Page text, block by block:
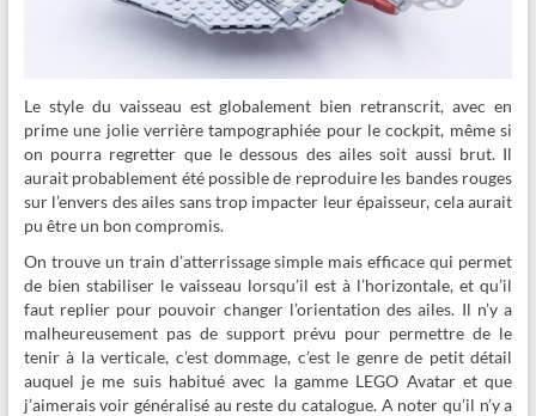
Le style du vaisseau est globalement bien retranscrit, avec en
prime une jolie verrière tampographiée pour le cockpit, même si
on pourra regretter que le dessous des ailes soit aussi brut. Il
aurait probablement été possible de reproduire les bandes rouges
sur l’envers des ailes sans trop impacter leur épaisseur, cela aurait
pu être un bon compromis.
On trouve un train d’atterrissage simple mais efficace qui permet
de bien stabiliser le vaisseau lorsqu’il est à l’horizontale, et qu’il
faut replier pour pouvoir changer l’orientation des ailes. Il n’y a
malheureusement pas de support prévu pour permettre de le
tenir à la verticale, c’est dommage, c’est le genre de petit détail
auquel je me suis habitué avec la gamme LEGO Avatar et que
j’aimerais voir généralisé au reste du catalogue. A noter qu’il n’y a